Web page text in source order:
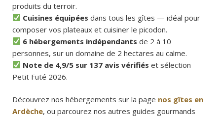
produits du terroir.
Cuisines équipées dans tous les gîtes — idéal pour
composer vos plateaux et cuisiner le picodon.
6 hébergements indépendants de 2 à 10
personnes, sur un domaine de 2 hectares au calme.
Note de 4,9/5 sur 137 avis vérifiés et sélection
Petit Futé 2026.
Découvrez nos hébergements sur la page nos gîtes en
Ardèche, ou parcourez nos autres guides gourmands